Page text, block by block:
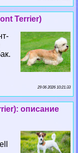
Terrier)
29 06 2026 10:21:33
описание